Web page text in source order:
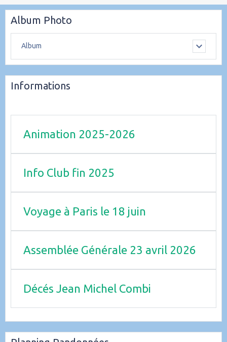
Album Photo
Album
Informations
Animation 2025-2026
Info Club fin 2025
Voyage à Paris le 18 juin
Assemblée Générale 23 avril 2026
Décés Jean Michel Combi